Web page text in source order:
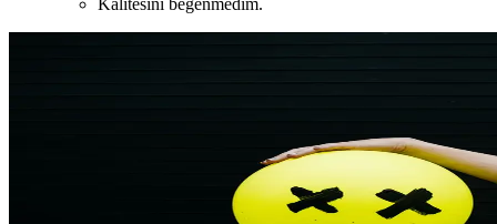
Kalitesini beğenmedim.